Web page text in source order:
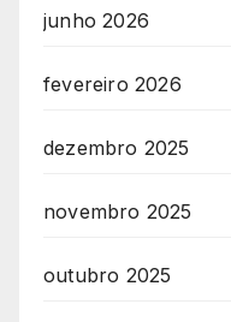
junho 2026
fevereiro 2026
dezembro 2025
novembro 2025
outubro 2025